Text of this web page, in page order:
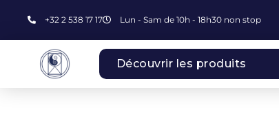
+32 2 538 17 17 Lun - Sam de 10h - 18h30 non stop
Découvrir les produits